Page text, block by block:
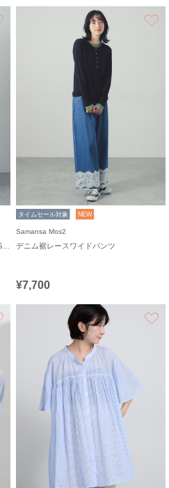
タイムセール対象 NEW
Samansa Mos2
デニム裾レースワイドパンツ
¥7,700